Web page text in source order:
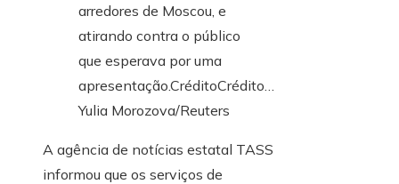
arredores de Moscou, e
atirando contra o público
que esperava por uma
apresentação.CréditoCrédito…
Yulia Morozova/Reuters
A agência de notícias estatal TASS
informou que os serviços de